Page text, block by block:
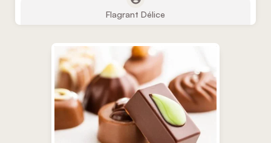
Flagrant Délice